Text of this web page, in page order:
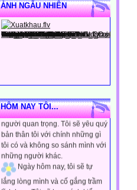
ẢNH NGẪU NHIÊN
HÔM NAY TÔI...
rằng mình là người đặc biệt, một
người quan trọng. Tôi sẽ yêu quý
bản thân tôi với chính những gì
tôi có và không so sánh mình với
những người khác.
Ngày hôm nay, tôi sẽ tự
lắng lòng mình và cố gắng trầm
tĩnh hơn. Tôi sẽ học cách kiểm